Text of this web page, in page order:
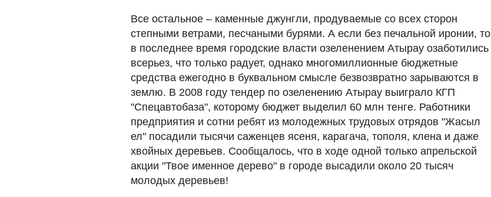
Все остальное – каменные джунгли, продуваемые со всех сторон
степными ветрами, песчаными бурями. А если без печальной иронии, то
в последнее время городские власти озеленением Атырау озаботились
всерьез, что только радует, однако многомиллионные бюджетные
средства ежегодно в буквальном смысле безвозвратно зарываются в
землю. В 2008 году тендер по озеленению Атырау выиграло КГП
"Спецавтобаза", которому бюджет выделил 60 млн тенге. Работники
предприятия и сотни ребят из молодежных трудовых отрядов "Жасыл
ел" посадили тысячи саженцев ясеня, карагача, тополя, клена и даже
хвойных деревьев. Сообщалось, что в ходе одной только апрельской
акции "Твое именное дерево" в городе высадили около 20 тысяч
молодых деревьев!